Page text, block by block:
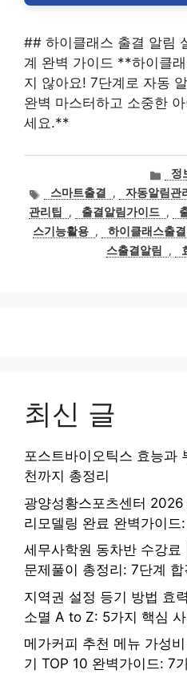
## 하이클래스 출결 알림
계 완벽 가이드 **하이클
지 않아요! 7단계로 자동
완벽 마스터하고 소중한
세요.**
카
테
고
리
정
태
그
스마트출결 , 자동알림관
관리팁
, 출결알림가이드 ,
스기능활용 , 하이클래스출
스출결알림
,
최신 글
포스트바이오틱스 효능과
천까지 총정리
광양성황스포츠센터
리모델링 완료 완벽가이
세무사학원 동차반 수강
문제풀이 총정리: 7단계
지역권 설정 등기 방법 효
소멸 A to Z: 5가지 핵심
메가커피 추천 메뉴 가성
기 TOP 10 완벽가이드: 7